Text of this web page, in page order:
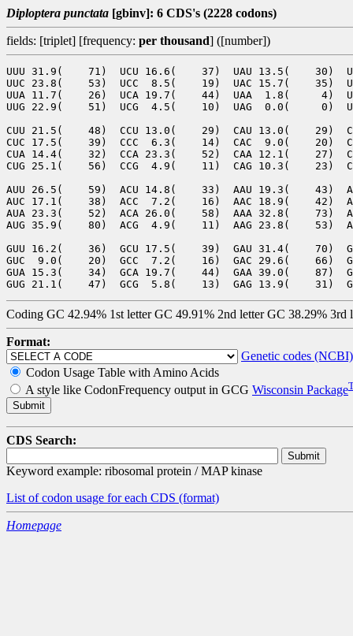
Diploptera punctata [gbinv]: 6 CDS's (2228 codons)
fields: [triplet] [frequency: per thousand] ([number])
UUU 31.9(    71)  UCU 16.6(    37)  UAU 13.5(    30)
UUC 23.8(    53)  UCC  8.5(    19)  UAC 15.7(    35)
UUA 11.7(    26)  UCA 19.7(    44)  UAA  1.8(     4)
UUG 22.9(    51)  UCG  4.5(    10)  UAG  0.0(     0)
CUU 21.5(    48)  CCU 13.0(    29)  CAU 13.0(    29)
CUC 17.5(    39)  CCC  6.3(    14)  CAC  9.0(    20)
CUA 14.4(    32)  CCA 23.3(    52)  CAA 12.1(    27)
CUG 25.1(    56)  CCG  4.9(    11)  CAG 10.3(    23)
AUU 26.5(    59)  ACU 14.8(    33)  AAU 19.3(    43)
AUC 17.1(    38)  ACC  7.2(    16)  AAC 18.9(    42)
AUA 23.3(    52)  ACA 26.0(    58)  AAA 32.8(    73)
AUG 35.9(    80)  ACG  4.9(    11)  AAG 23.8(    53)
GUU 16.2(    36)  GCU 17.5(    39)  GAU 31.4(    70)
GUC  9.0(    20)  GCC  7.2(    16)  GAC 29.6(    66)
GUA 15.3(    34)  GCA 19.7(    44)  GAA 39.0(    87)
Coding GC 42.94% 1st letter GC 49.91% 2nd letter GC 38.29% 3rd
Format:
Genetic codes (NCBI)
Codon Usage Table with Amino Acids
A style like CodonFrequency output in GCG Wisconsin Package
CDS Search:
Keyword example: ribosomal protein / MAP kinase
List of codon usage for each CDS (format)
Homepage